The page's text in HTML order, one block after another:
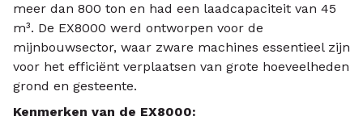
meer dan 800 ton en had een laadcapaciteit van 45
m³. De EX8000 werd ontworpen voor de
mijnbouwsector, waar zware machines essentieel zijn
voor het efficiënt verplaatsen van grote hoeveelheden
grond en gesteente.
Kenmerken van de EX8000: